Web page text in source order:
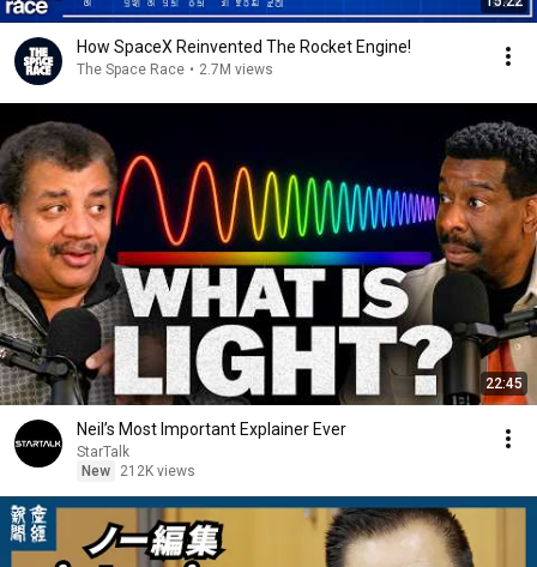
How SpaceX Reinvented The Rocket Engine!
The Space Race • 2.7M views
22:45
Neil’s Most Important Explainer Ever
StarTalk
New
212K views